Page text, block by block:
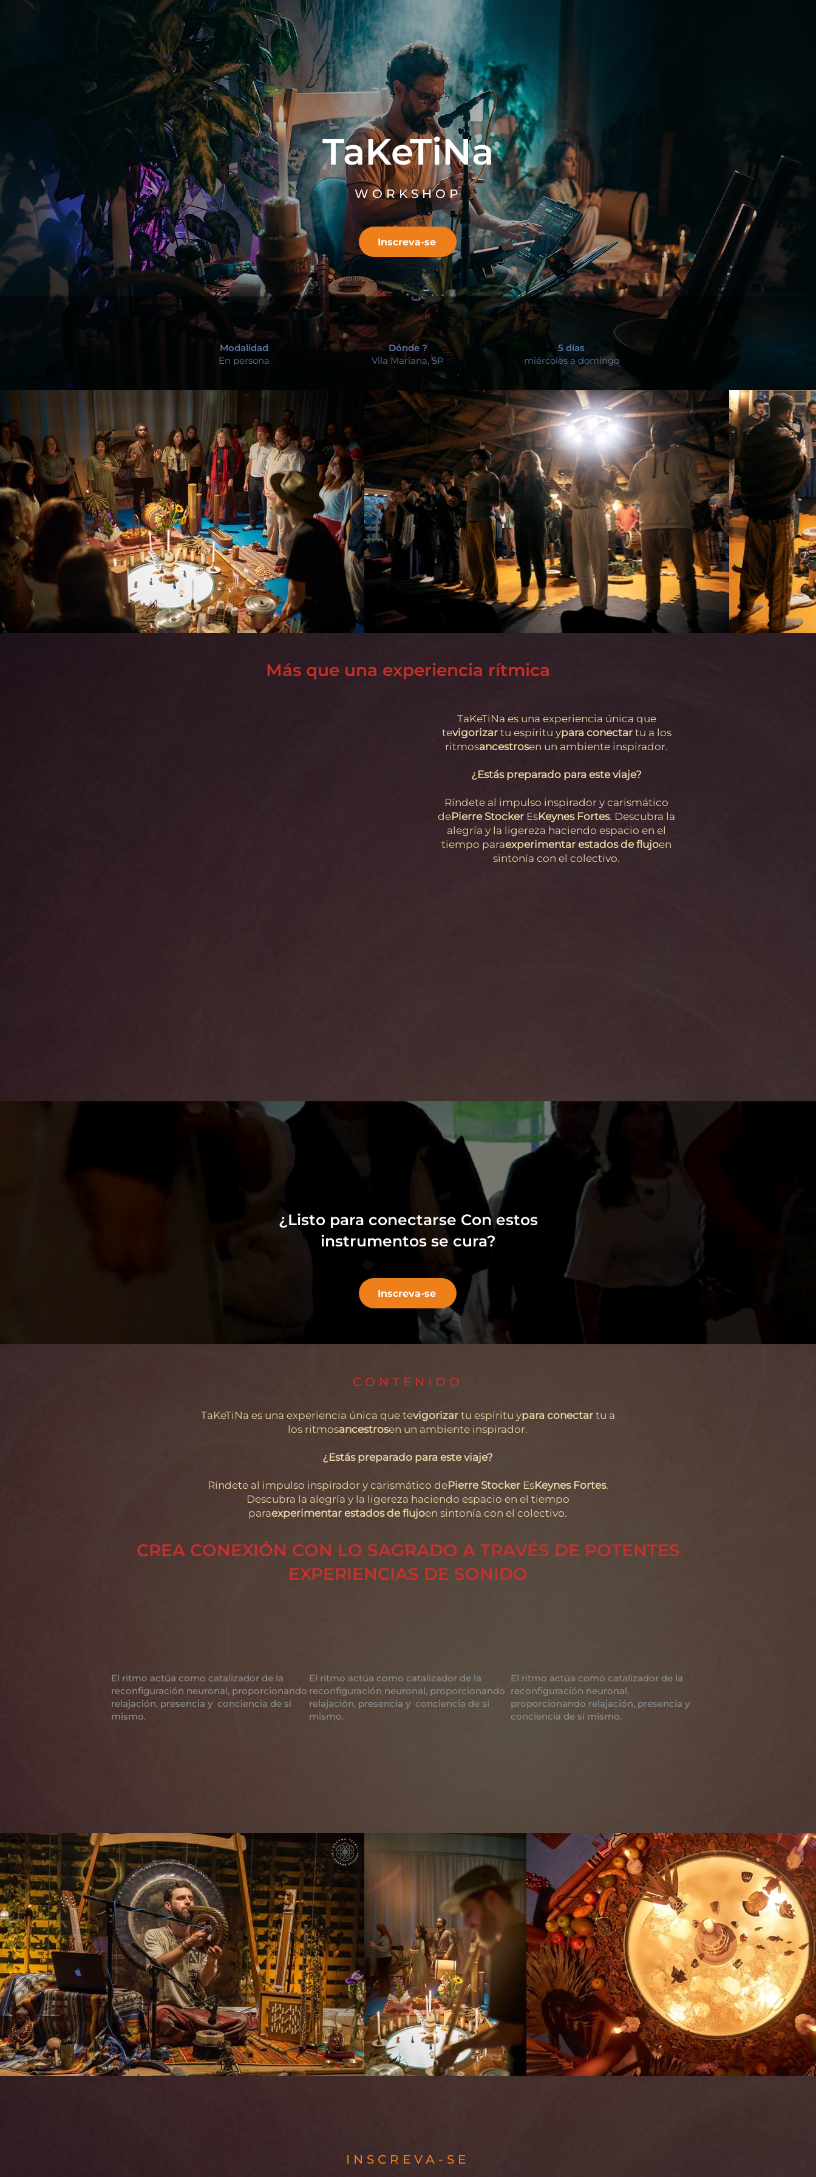
TaKeTiNa
WORKSHOP
Inscreva-se
Modalidad
En persona
Dónde ?
Vila Mariana, SP
5 días
miércoles a domingo
Más que una experiencia rítmica
TaKeTiNa es una experiencia única que
tevigorizartu espíritu ypara conectartu a los
ritmosancestrosen un ambiente inspirador.
¿Estás preparado para este viaje?
Ríndete al impulso inspirador y carismático
dePierre Stocker EsKeynes Fortes. Descubra la
alegría y la ligereza haciendo espacio en el
tiempo paraexperimentar estados de flujoen
sintonía con el colectivo.
¿Listo para conectarse Con estos
instrumentos se cura?
Inscreva-se
CONTENIDO
TaKeTiNa es una experiencia única que tevigorizartu espíritu ypara conectartu a
los ritmosancestrosen un ambiente inspirador.
¿Estás preparado para este viaje?
Ríndete al impulso inspirador y carismático dePierre StockerEsKeynes Fortes.
Descubra la alegría y la ligereza haciendo espacio en el tiempo
paraexperimentar estados de flujoen sintonía con el colectivo.
CREA CONEXIÓN CON LO SAGRADO A TRAVÉS DE POTENTES
EXPERIENCIAS DE SONIDO
El ritmo actúa como catalizador de la
reconfiguración neuronal, proporcionando
relajación, presencia y conciencia de sí
mismo.
El ritmo actúa como catalizador de la
reconfiguración neuronal, proporcionando
relajación, presencia y conciencia de sí
mismo.
El ritmo actúa como catalizador de la
reconfiguración neuronal,
proporcionando relajación, presencia y
conciencia de sí mismo.
INSCREVA-SE